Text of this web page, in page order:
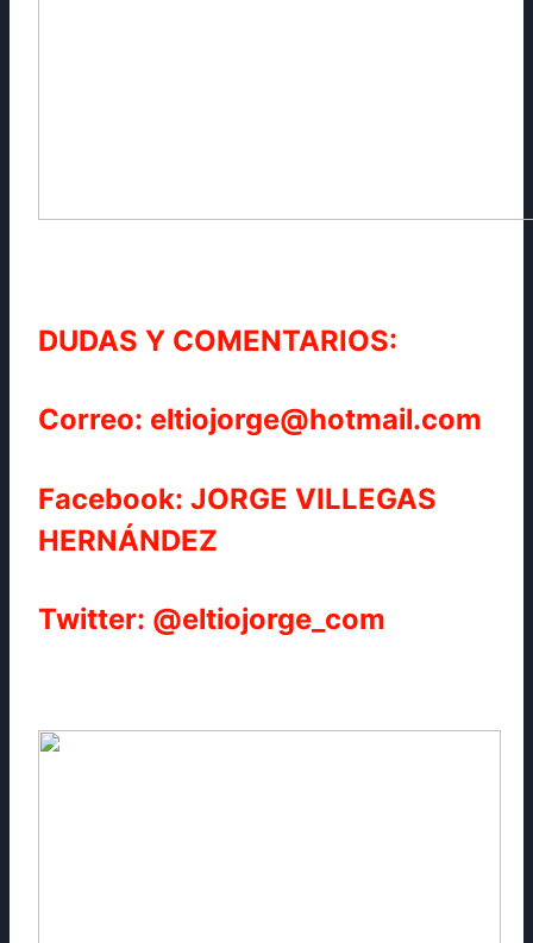
DUDAS Y COMENTARIOS:
Correo: eltiojorge@hotmail.com
Facebook: JORGE VILLEGAS
HERNÁNDEZ
Twitter: @eltiojorge_com